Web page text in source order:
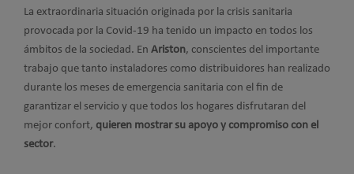
La extraordinaria situación originada por la crisis sanitaria
provocada por la Covid-19 ha tenido un impacto en todos los
ámbitos de la sociedad. En Ariston, conscientes del importante
trabajo que tanto instaladores como distribuidores han realizado
durante los meses de emergencia sanitaria con el fin de
garantizar el servicio y que todos los hogares disfrutaran del
mejor confort, quieren mostrar su apoyo y compromiso con el
sector.